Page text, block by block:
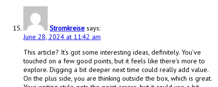
Stromkreise says:
June 28, 2024 at 11:42 am
This article? It’s got some interesting ideas, definitely. You’ve
touched on a few good points, but it feels like there’s more to
explore. Digging a bit deeper next time could really add value.
On the plus side, you are thinking outside the box, which is great.